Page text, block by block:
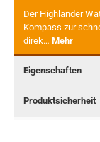
Der Highlander
Kompass zur
direk… Mehr
Eigenschaften
Produktsicherheit